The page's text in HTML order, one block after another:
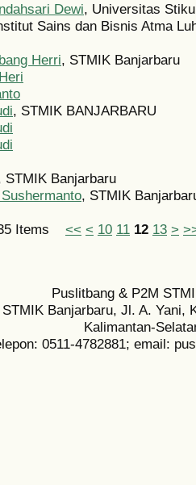
Dewi, Universitas
Sains dan Bisnis Atma
Herri, STMIK Banjarbaru
, STMIK BANJARBARU
STMIK Banjarbaru
, STMIK
Items << < 10 11 12 13 >
Puslitbang & P2M
Banjarbaru, Jl. A. Yani,
Kalimantan-
0511-4782881; email: